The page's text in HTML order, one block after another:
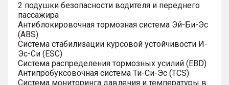
2 подушки безопасности водителя и переднего
пассажира
Антиблокировочная тормозная система Эй-Би-Эс
(ABS)
Система стабилизации курсовой устойчивости И-
Эс-Си (ESC)
Система распределения тормозных усилий (EBD)
Антипробуксовочная система Ти-Си-Эс (TCS)
Система мониторинга давления и температуры в